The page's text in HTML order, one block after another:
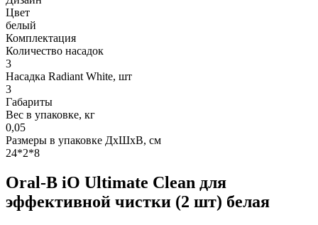
Цвет
белый
Комплектация
Количество насадок
3
Насадка Radiant White, шт
3
Габариты
Вес в упаковке, кг
0,05
Размеры в упаковке ДxШxВ, см
24*2*8
Oral-B iO Ultimate Clean для
эффективной чистки (2 шт) белая